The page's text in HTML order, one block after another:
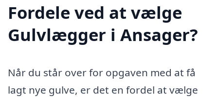
Fordele ved at vælge
Gulvlægger i Ansager?
Når du står over for opgaven med at få
lagt nye gulve, er det en fordel at vælge